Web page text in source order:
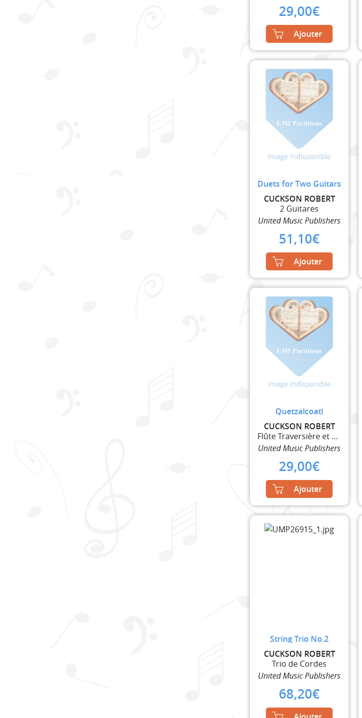
29,00€
Ajouter
Duets for Two Guitars
CUCKSON ROBERT
2 Guitares
United Music Publishers
51,10€
Ajouter
Quetzalcoatl
CUCKSON ROBERT
Flûte Traversière et Violon
United Music Publishers
29,00€
Ajouter
String Trio No.2
CUCKSON ROBERT
Trio de Cordes
United Music Publishers
68,20€